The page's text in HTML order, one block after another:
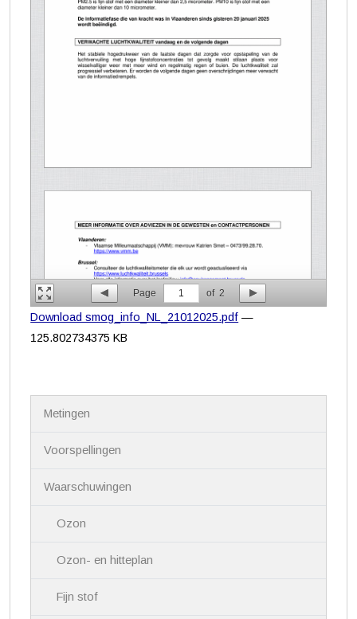
Page 1 of 2
Download smog_info_NL_21012025.pdf —
125.802734375 KB
Metingen
Voorspellingen
Waarschuwingen
Ozon
Ozon- en hitteplan
Fijn stof